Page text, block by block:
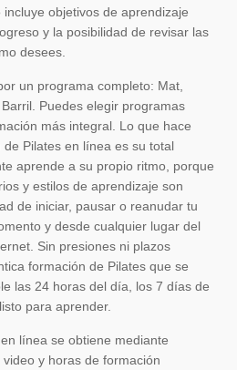
objetivos de aprendizaje
y la posibilidad de revisar las
desees.
un programa completo: Mat,
Puedes elegir programas
más integral. Lo que hace
Pilates en línea es su total
aprende a su propio ritmo, porque
y estilos de aprendizaje son
de iniciar, pausar o reanudar tu
y desde cualquier lugar del
Sin presiones ni plazos
formación de Pilates que se
las 24 horas del día, los 7 días de
para aprender.
línea se obtiene mediante
y horas de formación